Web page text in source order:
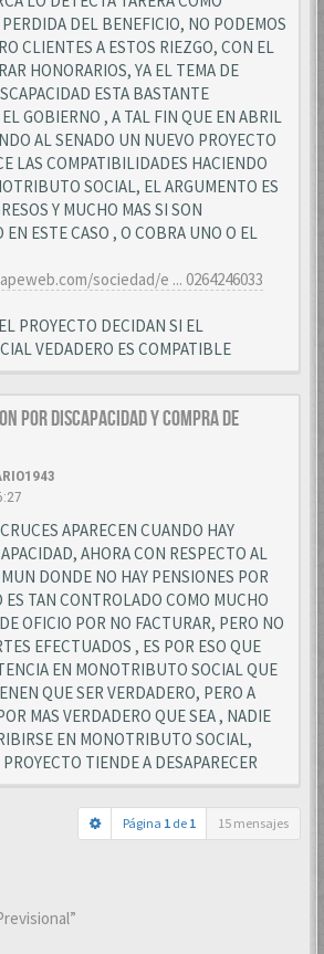
DEL BENEFICIO, NO PODEMOS
CLIENTES A ESTOS RIEZGO, CON EL
HONORARIOS, YA EL TEMA DE
ESTA BASTANTE
GOBIERNO , A TAL FIN QUE EN ABRIL
AL SENADO UN NUEVO PROYECTO
LAS COMPATIBILIDADES HACIENDO
SOCIAL, EL ARGUMENTO ES
Y MUCHO MAS SI SON
EN ESTE CASO , O COBRA UNO O EL
sociedad/e ... 0264246033
PROYECTO DECIDAN SI EL
VEDADERO ES COMPATIBLE
POR DISCAPACIDAD Y COMPRA DE
APARECEN CUANDO HAY
AHORA CON RESPECTO AL
DONDE NO HAY PENSIONES POR
ES TAN CONTROLADO COMO MUCHO
OFICIO POR NO FACTURAR, PERO NO
EFECTUADOS , ES POR ESO QUE
EN MONOTRIBUTO SOCIAL QUE
QUE SER VERDADERO, PERO A
MAS VERDADERO QUE SEA , NADIE
EN MONOTRIBUTO SOCIAL,
TIENDE A DESAPARECER
Página 1 de 1 15 mensajes